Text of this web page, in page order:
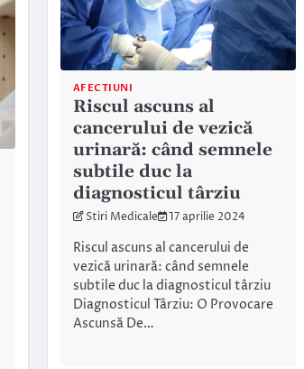
AFECTIUNI
Riscul ascuns al
cancerului de vezică
urinară: când semnele
subtile duc la
diagnosticul târziu
Stiri Medicale 17 aprilie 2024
Riscul ascuns al cancerului de
vezică urinară: când semnele
subtile duc la diagnosticul târziu
Diagnosticul Târziu: O Provocare
Ascunsă De…